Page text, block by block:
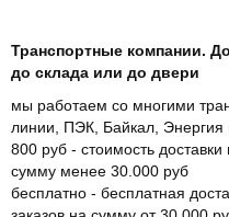
Транспортные компании.
до склада или до двери
мы работаем со многими
линии, ПЭК, Байкал, Энергия
800 руб - стоимость
сумму менее 30.000 руб
бесплатно - бесплатная